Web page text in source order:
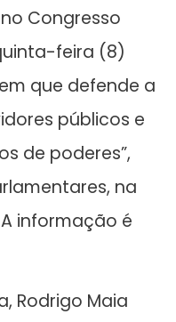
Congresso
feira (8)
que defende a
públicos e
de poderes”,
na
informação é
Rodrigo Maia